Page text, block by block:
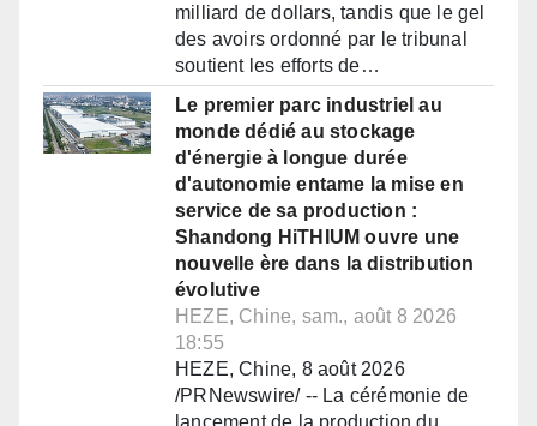
milliard de dollars, tandis que le gel
des avoirs ordonné par le tribunal
soutient les efforts de…
Le premier parc industriel au
monde dédié au stockage
d'énergie à longue durée
d'autonomie entame la mise en
service de sa production :
Shandong HiTHIUM ouvre une
nouvelle ère dans la distribution
évolutive
HEZE, Chine, sam., août 8 2026
18:55
HEZE, Chine, 8 août 2026
/PRNewswire/ -- La cérémonie de
lancement de la production du